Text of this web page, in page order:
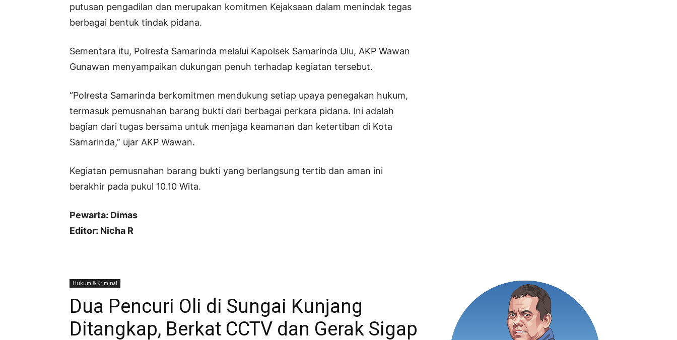
putusan pengadilan dan merupakan komitmen Kejaksaan dalam menindak tegas
berbagai bentuk tindak pidana.
Sementara itu, Polresta Samarinda melalui Kapolsek Samarinda Ulu, AKP Wawan
Gunawan menyampaikan dukungan penuh terhadap kegiatan tersebut.
“Polresta Samarinda berkomitmen mendukung setiap upaya penegakan hukum,
termasuk pemusnahan barang bukti dari berbagai perkara pidana. Ini adalah
bagian dari tugas bersama untuk menjaga keamanan dan ketertiban di Kota
Samarinda,” ujar AKP Wawan.
Kegiatan pemusnahan barang bukti yang berlangsung tertib dan aman ini
berakhir pada pukul 10.10 Wita.
Pewarta: Dimas
Editor: Nicha R